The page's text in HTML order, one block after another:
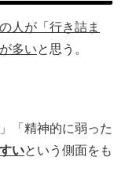
人が「行き詰ま
多いと思う。
「精神的に弱った
いという側面をも